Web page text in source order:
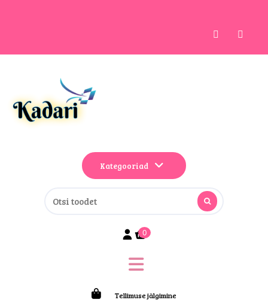
Kategooriad
0
Tellimuse jälgimine